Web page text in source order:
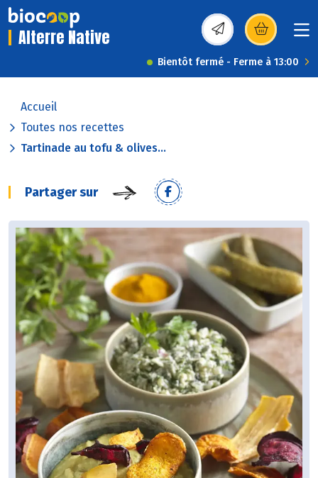
Alterre Native (s’ouvre dans une
Bientôt fermé - Ferme à 13:00
Accueil
Toutes nos recettes
Tartinade au tofu & olives...
Partager sur